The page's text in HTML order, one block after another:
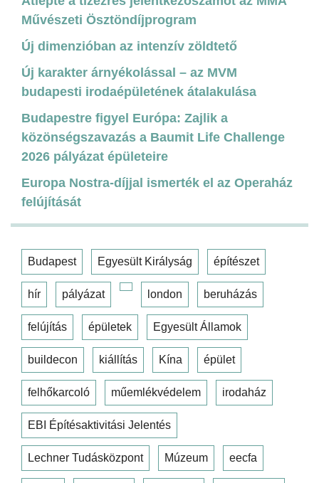
Művészeti Ösztöndíjprogram
Új dimenzióban az intenzív zöldtető
Új karakter árnyékolással – az MVM
budapesti irodaépületének átalakulása
Budapestre figyel Európa: Zajlik a
közönségszavazás a Baumit Life Challenge
2026 pályázat épületeire
Europa Nostra-díjjal ismerték el az Operaház
felújítását
Budapest Egyesült Királyság építészet
hír pályázat london beruházás
felújítás épületek Egyesült Államok
buildecon kiállítás Kína épület
felhőkarcoló műemlékvédelem irodaház
EBI Építésaktivitási Jelentés
Lechner Tudásközpont Múzeum eecfa